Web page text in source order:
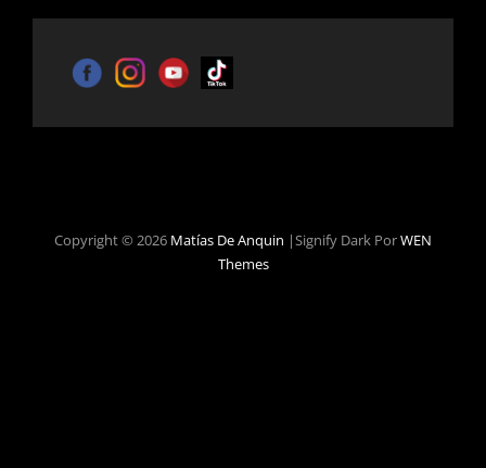
Copyright © 2026 Matías De Anquin |Signify Dark PorWEN
Themes